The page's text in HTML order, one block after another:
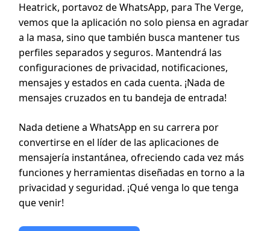
Heatrick, portavoz de WhatsApp, para The Verge,
vemos que la aplicación no solo piensa en agradar
a la masa, sino que también busca mantener tus
perfiles separados y seguros. Mantendrá las
configuraciones de privacidad, notificaciones,
mensajes y estados en cada cuenta. ¡Nada de
mensajes cruzados en tu bandeja de entrada!
Nada detiene a WhatsApp en su carrera por
convertirse en el líder de las aplicaciones de
mensajería instantánea, ofreciendo cada vez más
funciones y herramientas diseñadas en torno a la
privacidad y seguridad. ¡Qué venga lo que tenga
que venir!